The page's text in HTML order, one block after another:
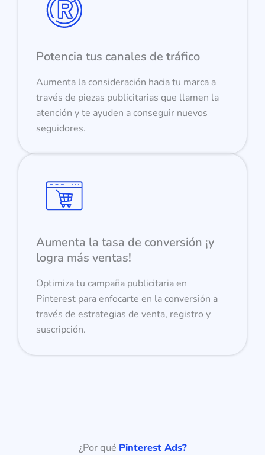
Potencia tus canales de tráfico
Aumenta la consideración hacia tu marca a
través de piezas publicitarias que llamen la
atención y te ayuden a conseguir nuevos
seguidores.
Aumenta la tasa de conversión ¡y
logra más ventas!
Optimiza tu campaña publicitaria en
Pinterest para enfocarte en la conversión a
través de estrategias de venta, registro y
suscripción.
¿Por qué Pinterest Ads?